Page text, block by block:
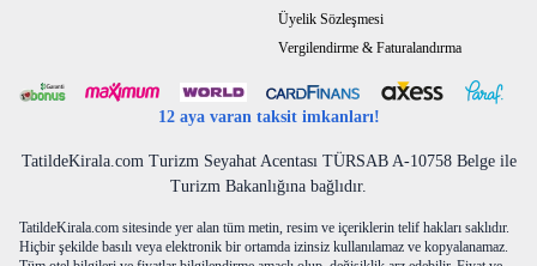
Üyelik Sözleşmesi
Vergilendirme & Faturalandırma
12 aya varan taksit imkanları!
TatildeKirala.com Turizm Seyahat Acentası TÜRSAB A-10758 Belge ile
Turizm Bakanlığına bağlıdır.
TatildeKirala.com sitesinde yer alan tüm metin, resim ve içeriklerin telif hakları saklıdır.
Hiçbir şekilde basılı veya elektronik bir ortamda izinsiz kullanılamaz ve kopyalanamaz.